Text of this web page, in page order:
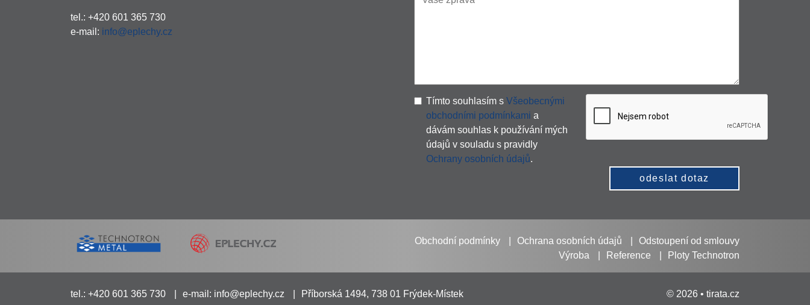
tel.: +420 601 365 730
e-mail: info@eplechy.cz
Tímto souhlasím s Všeobecnými
obchodními podmínkami a
dávám souhlas k používání mých
údajů v souladu s pravidly
Ochrany osobních údajů.
odeslat dotaz
Obchodní podmínky Ochrana osobních údajů
Odstoupení od smlouvy
Výroba
Reference Ploty Technotron
tel.: +420 601 365 730 e-mail: info@eplechy.cz Příborská 1494, 738 01 Frýdek-Místek © 2026 • tirata.cz